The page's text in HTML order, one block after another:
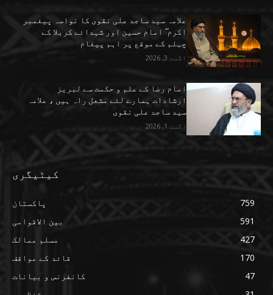
علامہ سید ساجد علی نقوی کا نواسہ پیغمبر
اکرم ۖ امام حسین اور شہدائے کربلا کے
چہلم کے موقع پر اہم پیغام
اگست 3, 2026
امام رضا کے علم و حکمت سے لبریز
ارشادات ہمارے لئے مشعل راہ ہیں ، علامہ
سید ساجد علی نقوی
اگست 1, 2026
کیٹیگری
پاکستان
759
بین الاقوامی
591
مسلم ممالک
427
قائد کے مواقف
170
کانفرنس و بیانات
47